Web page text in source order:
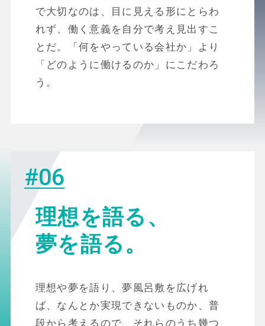
で大切なのは、目に見える形にとらわ
れず、働く意義を自分で考え見出すこ
とだ。「何をやっている会社か」より
「どのように働けるのか」にこだわろ
う。
#06
理想を語る、
夢を語る。
理想や夢を語り、夢風呂敷を広げれ
ば、なんとか実現できないものか、普
段から考えるので、それらのうち幾つ